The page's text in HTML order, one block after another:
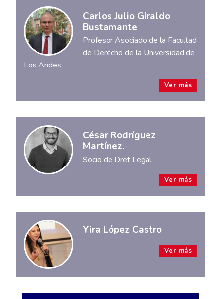
Carlos Julio Giraldo
Bustamante
Profesor Asociado de la Facultad
de Derecho de la Universidad de
Los Andes
Ver más
César Rodríguez
Martínez.
Socio de Dret Legal.
Ver más
Yira López Castro
Ver más